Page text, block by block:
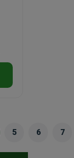
5 6 7